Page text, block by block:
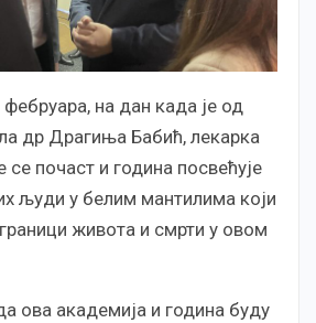
на дан када је од
др Драгиња Бабић, лекарка
се почаст и година посвећује
људи у белим мантилима који
живота и смрти у овом
ова академија и година буду